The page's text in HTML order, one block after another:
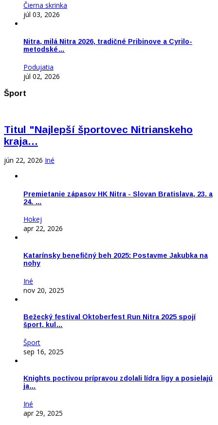
Čierna skrinka
júl 03, 2026
Nitra, milá Nitra 2026, tradičné Pribinove a Cyrilo-
metodské…
Podujatia
júl 02, 2026
Šport
Titul "Najlepší športovec Nitrianskeho
kraja…
jún 22, 2026 Iné
Premietanie zápasov HK Nitra - Slovan Bratislava, 23. a
24. …
Hokej
apr 22, 2026
Katarínsky benefičný beh 2025: Postavme Jakubka na
nohy
Iné
nov 20, 2025
Bežecký festival Oktoberfest Run Nitra 2025 spojí
šport, kul…
Šport
sep 16, 2025
Knights poctivou prípravou zdolali lídra ligy a posielajú
ja…
Iné
apr 29, 2025